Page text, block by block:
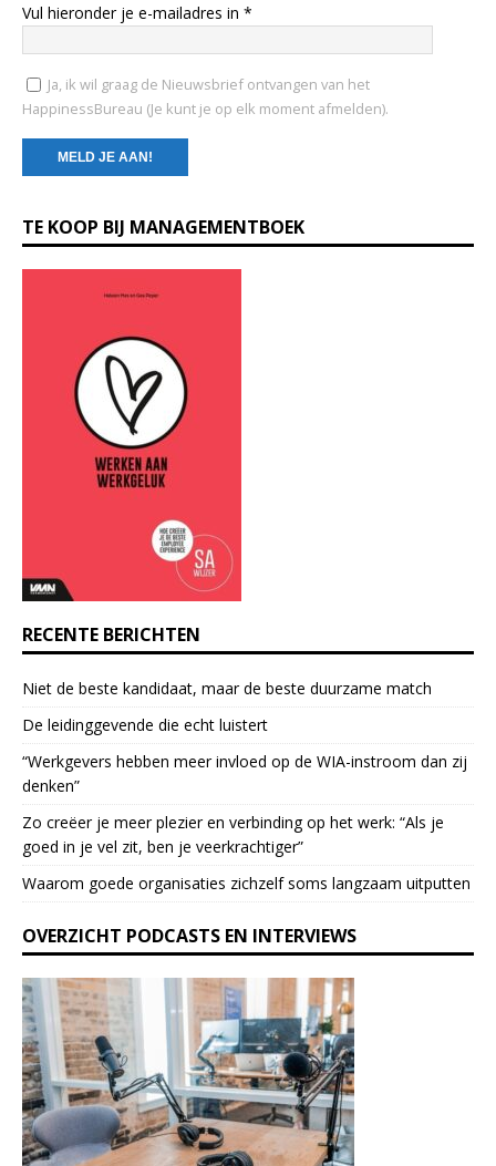
Vul hieronder je e-mailadres in *
Ja, ik wil graag de Nieuwsbrief ontvangen van het
HappinessBureau (Je kunt je op elk moment afmelden).
o
n
.
l
e
a
s
e
l
a
v
t
h
i
s
f
i
e
l
d
b
TE KOOP BIJ MANAGEMENTBOEK
RECENTE BERICHTEN
Niet de beste kandidaat, maar de beste duurzame match
De leidinggevende die echt luistert
“Werkgevers hebben meer invloed op de WIA-instroom dan zij
denken”
Zo creëer je meer plezier en verbinding op het werk: “Als je
goed in je vel zit, ben je veerkrach­tiger”
Waarom goede organisaties zichzelf soms langzaam uitputten
OVERZICHT PODCASTS EN INTERVIEWS